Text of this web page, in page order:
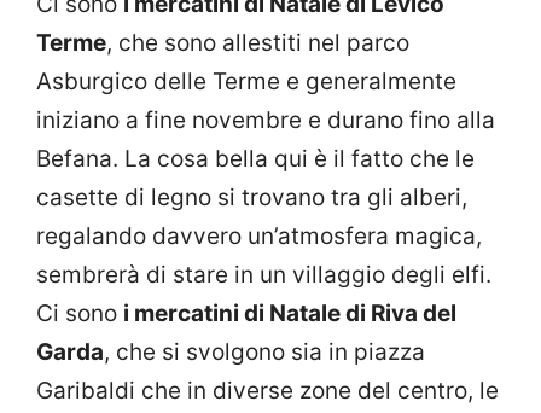
Terme, che sono allestiti nel parco
Asburgico delle Terme e generalmente
iniziano a fine novembre e durano fino alla
Befana. La cosa bella qui è il fatto che le
casette di legno si trovano tra gli alberi,
regalando davvero un’atmosfera magica,
sembrerà di stare in un villaggio degli elfi.
Ci sono i mercatini di Natale di Riva del
Garda, che si svolgono sia in piazza
Garibaldi che in diverse zone del centro, le